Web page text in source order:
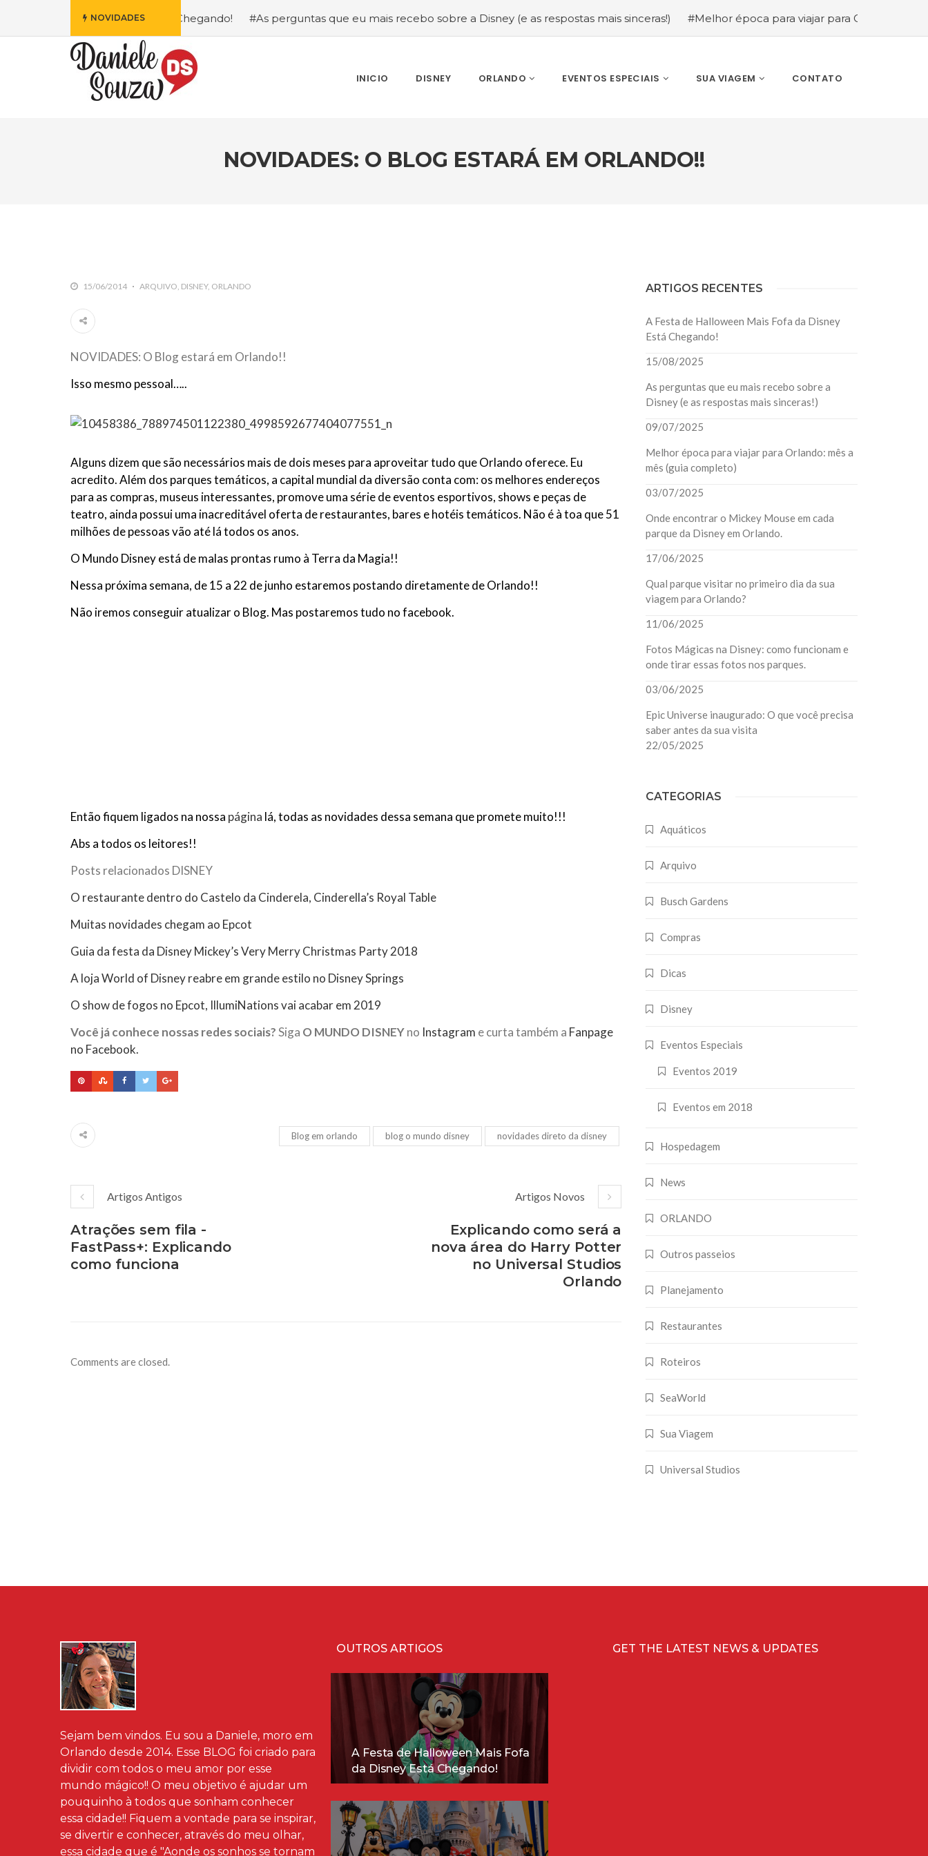
NOVIDADES
Fofa da Disney Está Chegando! #As perguntas que eu mais recebo sobre a Disney (e as respostas mais sinceras!) #Melhor época para viajar para Orlando: mês a mês
INICIO DISNEY ORLANDO EVENTOS ESPECIAIS SUA VIAGEM CONTATO
NOVIDADES: O BLOG ESTARÁ EM ORLANDO!!
15/06/2014 ARQUIVO DISNEY ORLANDO
NOVIDADES: O Blog estará em Orlando!!
Isso mesmo pessoal…..
Alguns dizem que são necessários mais de dois meses para aproveitar tudo que Orlando oferece. Eu
acredito. Além dos parques temáticos, a capital mundial da diversão conta com: os melhores endereços
para as compras, museus interessantes, promove uma série de eventos esportivos, shows e peças de
teatro, ainda possui uma inacreditável oferta de restaurantes, bares e hotéis temáticos. Não é à toa que 51
milhões de pessoas vão até lá todos os anos.
O Mundo Disney está de malas prontas rumo à Terra da Magia!!
Nessa próxima semana, de 15 a 22 de junho estaremos postando diretamente de Orlando!!
Não iremos conseguir atualizar o Blog. Mas postaremos tudo no facebook.
Então fiquem ligados na nossa página lá, todas as novidades dessa semana que promete muito!!!
Abs a todos os leitores!!
Posts relacionados DISNEY
O restaurante dentro do Castelo da Cinderela, Cinderella’s Royal Table
Muitas novidades chegam ao Epcot
Guia da festa da Disney Mickey’s Very Merry Christmas Party 2018
A loja World of Disney reabre em grande estilo no Disney Springs
O show de fogos no Epcot, IllumiNations vai acabar em 2019
Você já conhece nossas redes sociais?Siga O MUNDO DISNEYno Instagram e curta também a Fanpage
no Facebook.
Blog em orlando blog o mundo disney novidades direto da disney
Artigos Antigos
Atrações sem fila -
FastPass+: Explicando
como funciona
Artigos Novos
Explicando como será a
nova área do Harry Potter
no Universal Studios
Orlando
Comments are closed.
ARTIGOS RECENTES
A Festa de Halloween Mais Fofa da Disney
Está Chegando!
15/08/2025
As perguntas que eu mais recebo sobre a
Disney (e as respostas mais sinceras!)
09/07/2025
Melhor época para viajar para Orlando: mês a
mês (guia completo)
03/07/2025
Onde encontrar o Mickey Mouse em cada
parque da Disney em Orlando.
17/06/2025
Qual parque visitar no primeiro dia da sua
viagem para Orlando?
11/06/2025
Fotos Mágicas na Disney: como funcionam e
onde tirar essas fotos nos parques.
03/06/2025
Epic Universe inaugurado: O que você precisa
saber antes da sua visita
22/05/2025
CATEGORIAS
Aquáticos
Arquivo
Busch Gardens
Compras
Dicas
Disney
Eventos Especiais
Eventos 2019
Eventos em 2018
Hospedagem
News
ORLANDO
Outros passeios
Planejamento
Restaurantes
Roteiros
SeaWorld
Sua Viagem
Universal Studios
Sejam bem vindos. Eu sou a Daniele, moro em
Orlando desde 2014. Esse BLOG foi criado para
dividir com todos o meu amor por esse
mundo mágico!! O meu objetivo é ajudar um
pouquinho à todos que sonham conhecer
essa cidade!! Fiquem a vontade para se inspirar,
se divertir e conhecer, através do meu olhar,
essa cidade que é "Aonde os sonhos se tornam
OUTROS ARTIGOS
A Festa de Halloween Mais Fofa
da Disney Está Chegando!
GET THE LATEST NEWS & UPDATES